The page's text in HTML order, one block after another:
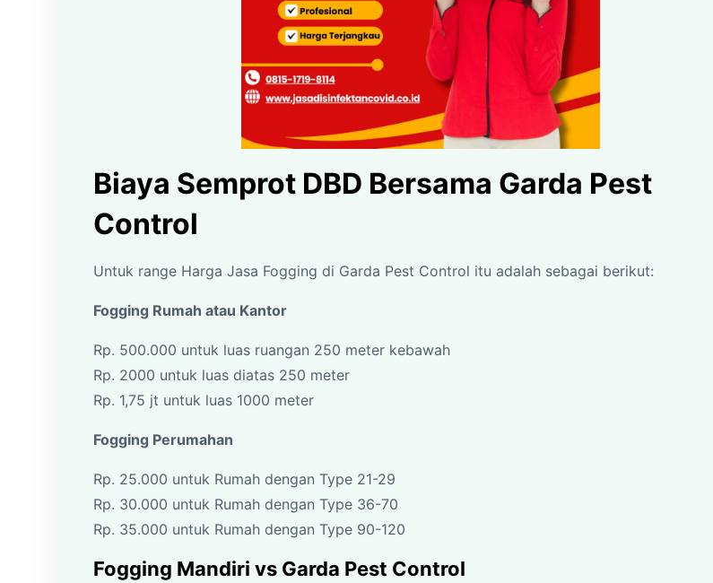
Biaya Semprot DBD Bersama Garda Pest
Control
Untuk range Harga Jasa Fogging di Garda Pest Control itu adalah sebagai berikut:
Fogging Rumah atau Kantor
Rp. 500.000 untuk luas ruangan 250 meter kebawah
Rp. 2000 untuk luas diatas 250 meter
Rp. 1,75 jt untuk luas 1000 meter
Fogging Perumahan
Rp. 25.000 untuk Rumah dengan Type 21-29
Rp. 30.000 untuk Rumah dengan Type 36-70
Rp. 35.000 untuk Rumah dengan Type 90-120
Fogging Mandiri vs Garda Pest Control